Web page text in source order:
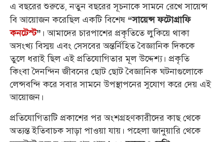
এ বছরের শুরুতে, নতুন বছরের সূচনাকে সামনে রেখে সায়েন্স
বি আয়োজন করেছিল একটি বিশেষ “সায়েন্স ফটোগ্রাফি
কনটেস্ট” । আমাদের চারপাশের প্রকৃতিতে লুকিয়ে থাকা
অসংখ্য বিস্ময় এবং সেসবের অন্তর্নিহিত বৈজ্ঞানিক দিককে
তুলে ধরাই ছিল এই প্রতিযোগিতার মূল উদ্দেশ্য। প্রকৃতি
কিংবা দৈনন্দিন জীবনের ছোট ছোট বৈজ্ঞানিক ঘটনাগুলোকে
লেন্সবন্দি করে সবার সামনে উপস্থাপনের সুযোগ করে দেয় এই
আয়োজন।
প্রতিযোগিতাটি প্রকাশের পর অংশগ্রহণকারীদের কাছ থেকে
অত্যন্ত ইতিবাচক সাড়া পাওয়া যায়। পহেলা জানুয়ারি থেকে